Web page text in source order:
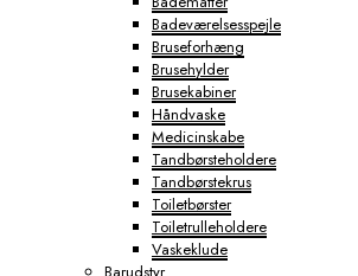
Badeværelsesspejle
Bruseforhæng
Brusehylder
Brusekabiner
Håndvaske
Medicinskabe
Tandbørsteholdere
Tandbørstekrus
Toiletbørster
Toiletrulleholdere
Vaskeklude